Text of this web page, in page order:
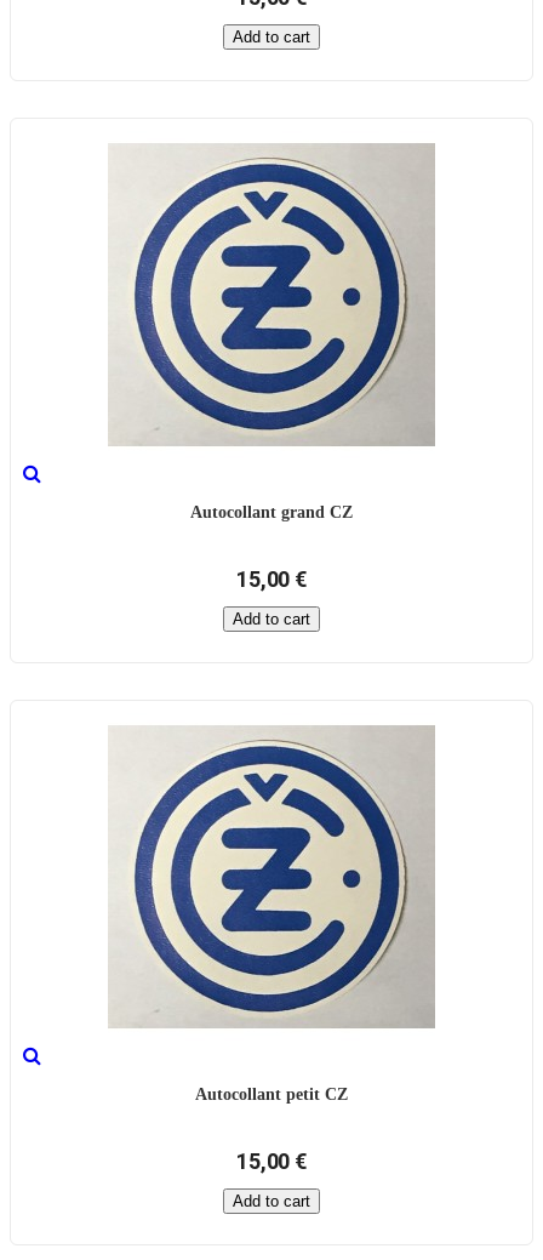
Add to cart
Autocollant grand CZ
15,00 €
Add to cart
Autocollant petit CZ
15,00 €
Add to cart